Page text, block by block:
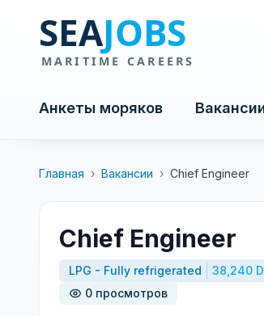
Анкеты моряков
Главная › Вакансии › Chief Engineer
Chief Engineer
LPG - Fully refrigerated 38,240
0 просмотров